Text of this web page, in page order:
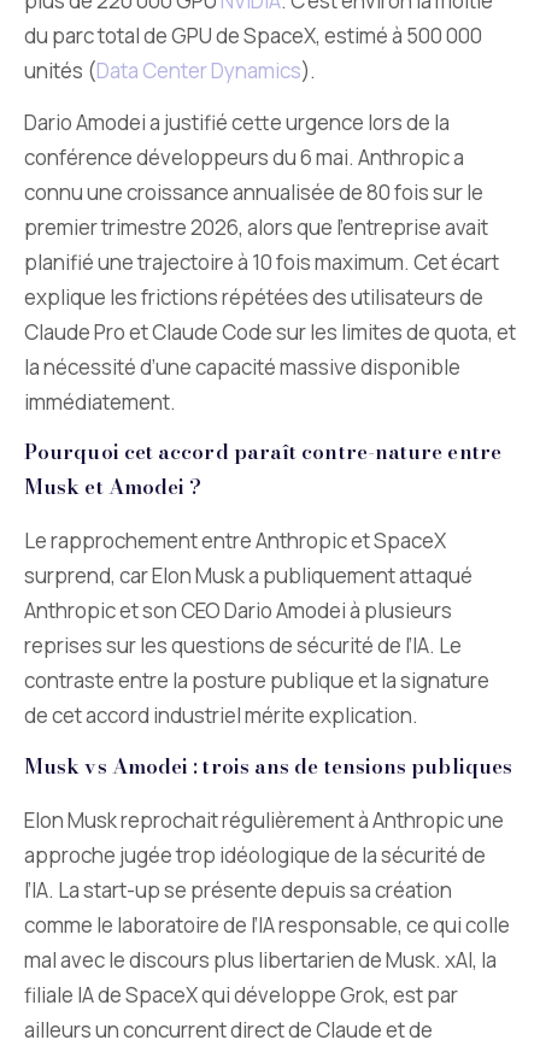
du parc total de GPU de SpaceX, estimé à 500 000
unités (Data Center Dynamics).
Dario Amodei a justifié cette urgence lors de la
conférence développeurs du 6 mai. Anthropic a
connu une croissance annualisée de 80 fois sur le
premier trimestre 2026, alors que l’entreprise avait
planifié une trajectoire à 10 fois maximum. Cet écart
explique les frictions répétées des utilisateurs de
Claude Pro et Claude Code sur les limites de quota, et
la nécessité d’une capacité massive disponible
immédiatement.
Pourquoi cet accord paraît contre-nature entre
Musk et Amodei ?
Le rapprochement entre Anthropic et SpaceX
surprend, car Elon Musk a publiquement attaqué
Anthropic et son CEO Dario Amodei à plusieurs
reprises sur les questions de sécurité de l’IA. Le
contraste entre la posture publique et la signature
de cet accord industriel mérite explication.
Musk vs Amodei : trois ans de tensions publiques
Elon Musk reprochait régulièrement à Anthropic une
approche jugée trop idéologique de la sécurité de
l’IA. La start-up se présente depuis sa création
comme le laboratoire de l’IA responsable, ce qui colle
mal avec le discours plus libertarien de Musk. xAI, la
filiale IA de SpaceX qui développe Grok, est par
ailleurs un concurrent direct de Claude et de